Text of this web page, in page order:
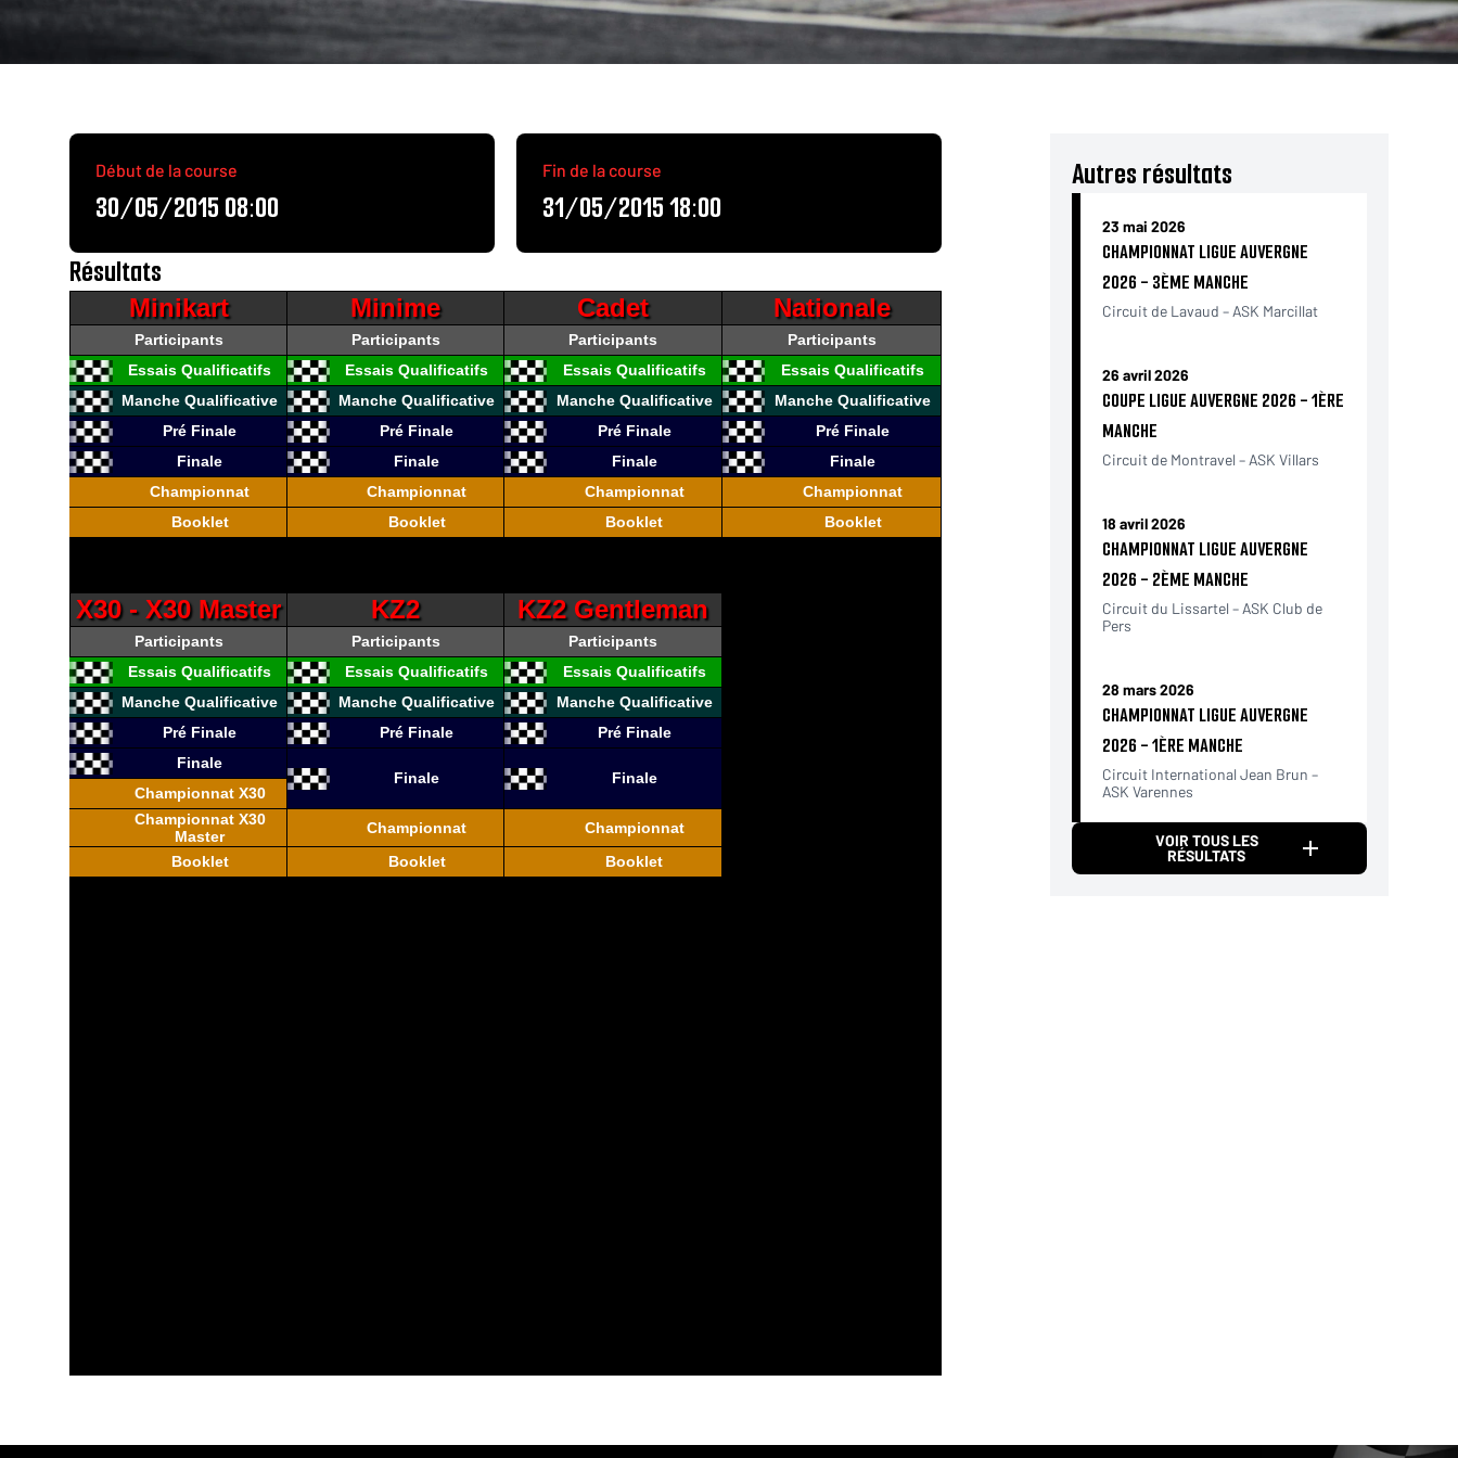
Début de la course
30/05/2015 08:00
Fin de la course
31/05/2015 18:00
Résultats
Autres résultats
23 mai 2026
CHAMPIONNAT LIGUE AUVERGNE
2026 - 3ÈME MANCHE
Circuit de Lavaud – ASK Marcillat
26 avril 2026
COUPE LIGUE AUVERGNE 2026 - 1ÈRE
MANCHE
Circuit de Montravel – ASK Villars
18 avril 2026
CHAMPIONNAT LIGUE AUVERGNE
2026 - 2ÈME MANCHE
Circuit du Lissartel – ASK Club de
Pers
28 mars 2026
CHAMPIONNAT LIGUE AUVERGNE
2026 - 1ÈRE MANCHE
Circuit International Jean Brun –
ASK Varennes
VOIR TOUS LES
RÉSULTATS